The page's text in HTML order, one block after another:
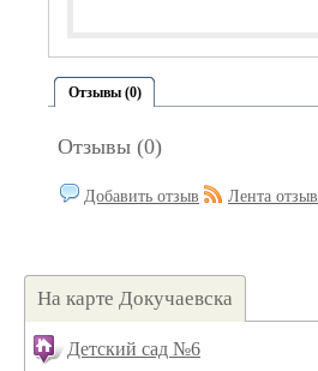
Отзывы (0)
Отзывы (0)
Добавить отзыв Лента
На карте Докучаевска
Детский сад №6